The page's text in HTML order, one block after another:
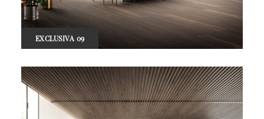
EXCLUSIVA 09